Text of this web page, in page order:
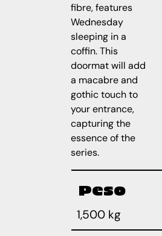
fibre, features
Wednesday
sleeping in a
coffin. This
doormat will add
a macabre and
gothic touch to
your entrance,
capturing the
essence of the
series.
Peso
1,500 kg